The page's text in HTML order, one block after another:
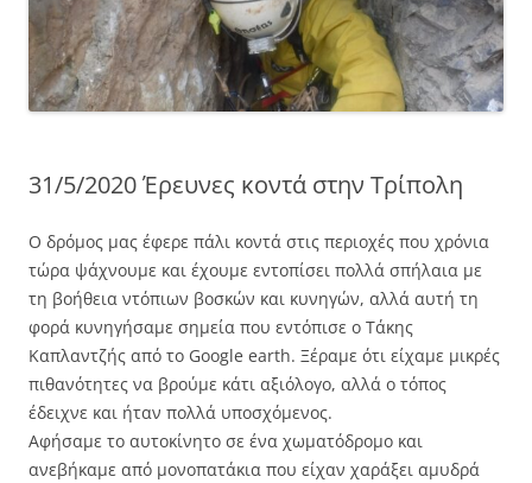
31/5/2020 Έρευνες κοντά στην Τρίπολη
Ο δρόμος μας έφερε πάλι κοντά στις περιοχές που χρόνια
τώρα ψάχνουμε και έχουμε εντοπίσει πολλά σπήλαια με
τη βοήθεια ντόπιων βοσκών και κυνηγών, αλλά αυτή τη
φορά κυνηγήσαμε σημεία που εντόπισε ο Τάκης
Καπλαντζής από το Google earth. Ξέραμε ότι είχαμε μικρές
πιθανότητες να βρούμε κάτι αξιόλογο, αλλά ο τόπος
έδειχνε και ήταν πολλά υποσχόμενος.
Αφήσαμε το αυτοκίνητο σε ένα χωματόδρομο και
ανεβήκαμε από μονοπατάκια που είχαν χαράξει αμυδρά